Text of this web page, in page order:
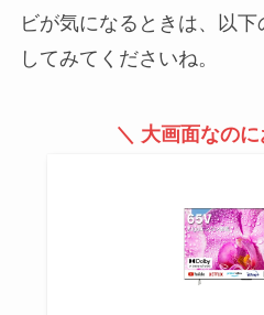
ビが気になるときは、以
してみてくださいね。
＼ 大画面なの